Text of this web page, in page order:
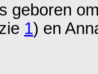
geboren
1) en